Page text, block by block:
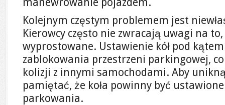
Kolejnym częstym problemem jest
Kierowcy często nie zwracają uwagi na to,
wyprostowane. Ustawienie kół pod
zablokowania przestrzeni parkingowej,
kolizji z innymi samochodami. Aby
pamiętać, że koła powinny być
parkowania.